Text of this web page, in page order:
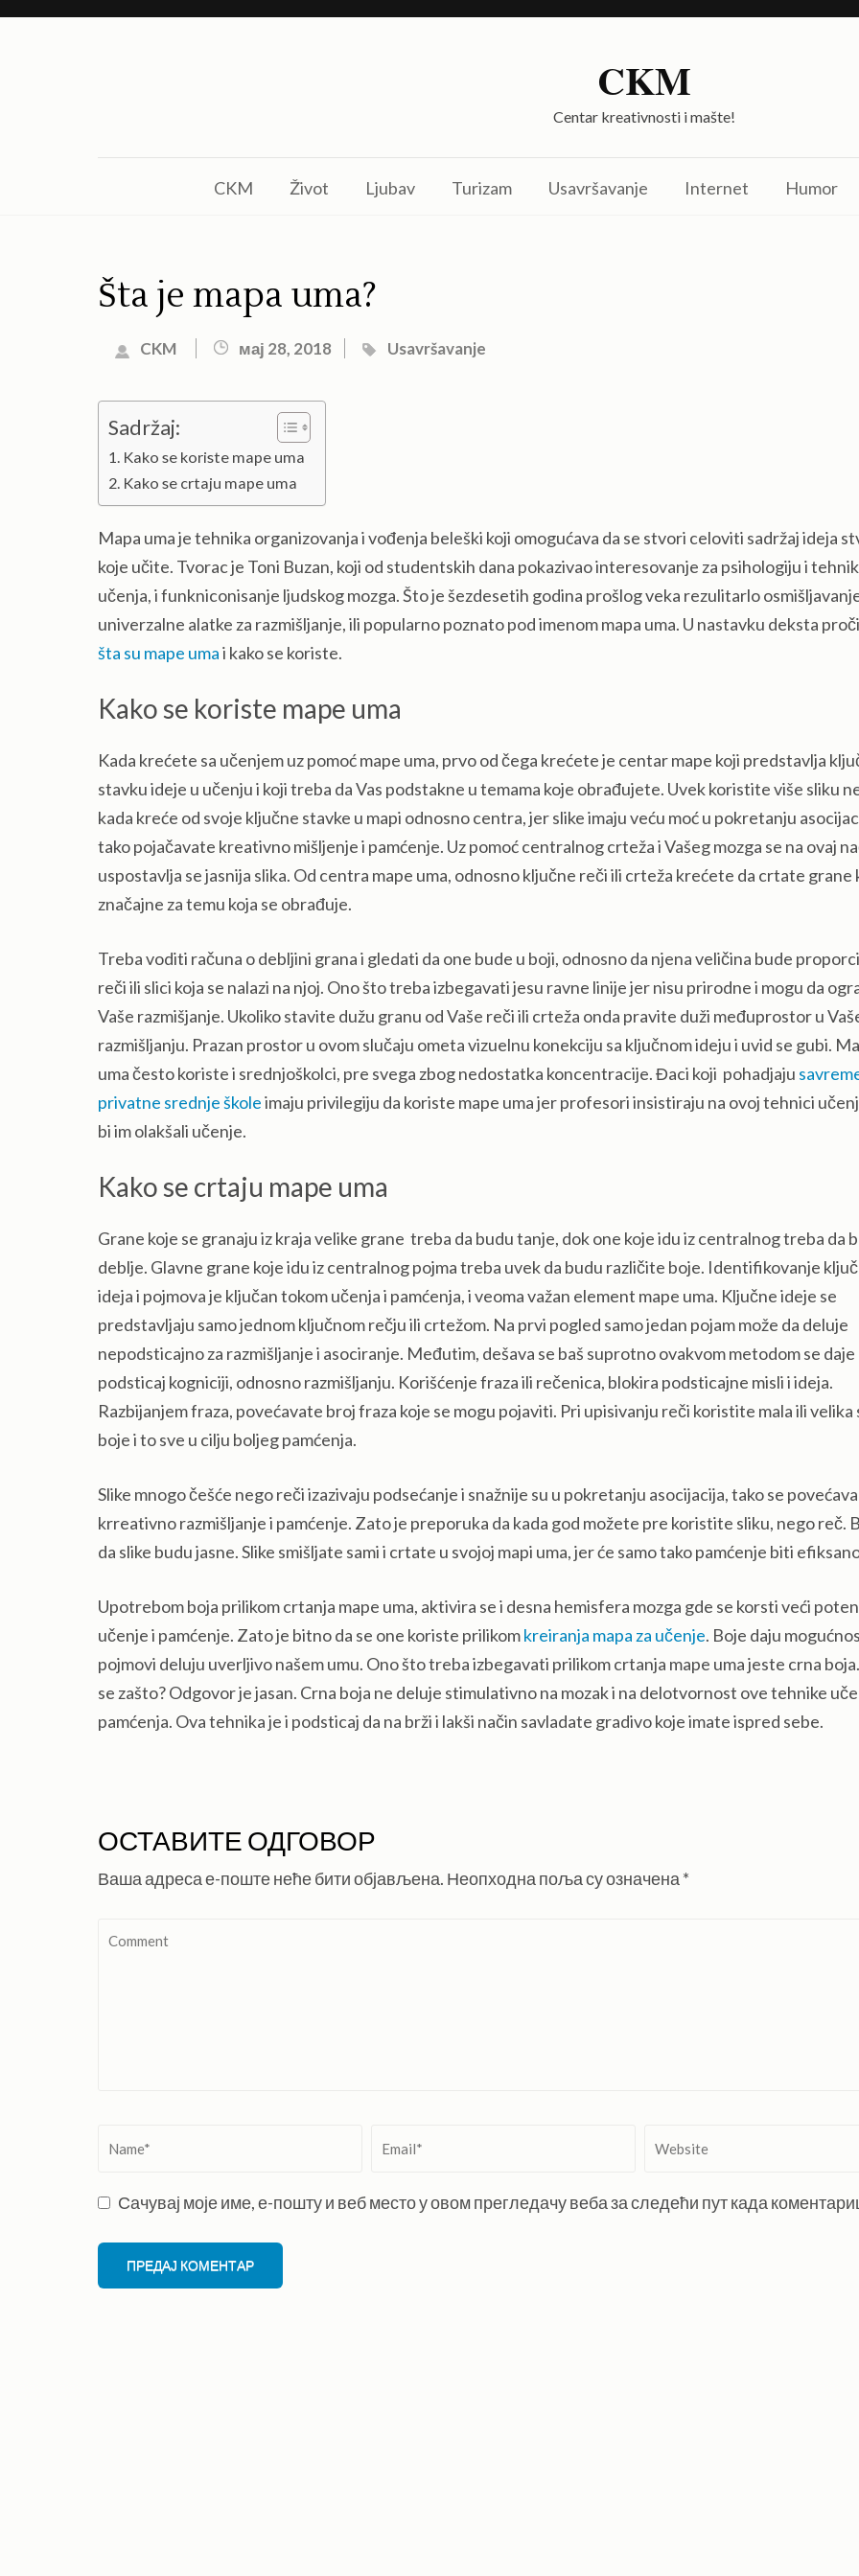
Skip
CKM
Centar kreativnosti i mašte!
CKM Život Ljubav Turizam Usavršavanje Internet Humor
Šta je mapa uma?
CKM мај 28, 2018 Usavršavanje
Sadržaj:
Kako se koriste mape uma
Kako se crtaju mape uma
Mapa uma je tehnika organizovanja i vođenja beleški koji omogućava da se stvori celoviti sadržaj ideja
koje učite. Tvorac je Toni Buzan, koji od studentskih dana pokazivao interesovanje za psihologiju i
učenja, i funkniconisanje ljudskog mozga. Što je šezdesetih godina prošlog veka rezulitarlo
univerzalne alatke za razmišljanje, ili popularno poznato pod imenom mapa uma. U nastavku deksta
šta su mape umai kako se koriste.
Kako se koriste mape uma
Kada krećete sa učenjem uz pomoć mape uma, prvo od čega krećete je centar mape koji predstavlja
stavku ideje u učenju i koji treba da Vas podstakne u temama koje obrađujete. Uvek koristite više sliku
kada kreće od svoje ključne stavke u mapi odnosno centra, jer slike imaju veću moć u pokretanju
tako pojačavate kreativno mišljenje i pamćenje. Uz pomoć centralnog crteža i Vašeg mozga se na ovaj
uspostavlja se jasnija slika. Od centra mape uma, odnosno ključne reči ili crteža krećete da crtate grane
značajne za temu koja se obrađuje.
Treba voditi računa o debljini grana i gledati da one bude u boji, odnosno da njena veličina bude
reči ili slici koja se nalazi na njoj. Ono što treba izbegavati jesu ravne linije jer nisu prirodne i mogu da
Vaše razmišjanje. Ukoliko stavite dužu granu od Vaše reči ili crteža onda pravite duži međuprostor u
razmišljanju. Prazan prostor u ovom slučaju ometa vizuelnu konekciju sa ključnom ideju i uvid se gubi.
uma često koriste i srednjoškolci, pre svega zbog nedostatka koncentracije. Đaci koji pohadjaju
privatne srednje školeimaju privilegiju da koriste mape uma jer profesori insistiraju na ovoj tehnici
bi im olakšali učenje.
Kako se crtaju mape uma
Grane koje se granaju iz kraja velike grane treba da budu tanje, dok one koje idu iz centralnog treba da
deblje. Glavne grane koje idu iz centralnog pojma treba uvek da budu različite boje. Identifikovanje
ideja i pojmova je ključan tokom učenja i pamćenja, i veoma važan element mape uma. Ključne ideje se
predstavljaju samo jednom ključnom rečju ili crtežom. Na prvi pogled samo jedan pojam može da deluje
nepodsticajno za razmišljanje i asociranje. Međutim, dešava se baš suprotno ovakvom metodom se daje
podsticaj kogniciji, odnosno razmišljanju. Korišćenje fraza ili rečenica, blokira podsticajne misli i ideja.
Razbijanjem fraza, povećavate broj fraza koje se mogu pojaviti. Pri upisivanju reči koristite mala ili velika
boje i to sve u cilju boljeg pamćenja.
Slike mnogo češće nego reči izazivaju podsećanje i snažnije su u pokretanju asocijacija, tako se povećava
krreativno razmišljanje i pamćenje. Zato je preporuka da kada god možete pre koristite sliku, nego reč.
da slike budu jasne. Slike smišljate sami i crtate u svojoj mapi uma, jer će samo tako pamćenje biti
Upotrebom boja prilikom crtanja mape uma, aktivira se i desna hemisfera mozga gde se korsti veći
učenje i pamćenje. Zato je bitno da se one koriste prilikomkreiranja mapa za učenje. Boje daju
pojmovi deluju uverljivo našem umu. Ono što treba izbegavati prilikom crtanja mape uma jeste crna
se zašto? Odgovor je jasan. Crna boja ne deluje stimulativno na mozak i na delotvornost ove tehnike
pamćenja. Ova tehnika je i podsticaj da na brži i lakši način savladate gradivo koje imate ispred sebe.
ОСТАВИТЕ ОДГОВОР
Ваша адреса е-поште неће бити објављена. Неопходна поља су означена*
Comment
Name * Email* Website
Сачувај моје име, е-пошту и веб место у овом прегледачу веба за следећи пут када